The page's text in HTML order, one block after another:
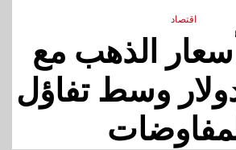
اقتصاد
أسعار الذهب مع
وسط تفاؤل